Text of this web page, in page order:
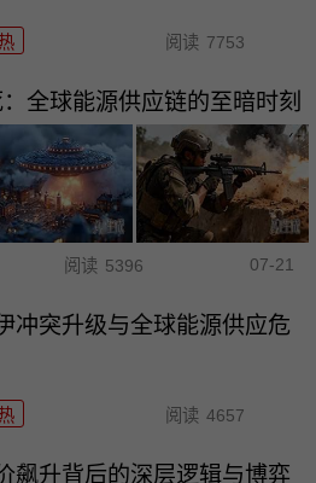
阅读 7753
全球能源供应链的至暗时刻
阅读 5396 07-21
冲突升级与全球能源供应危
阅读 4657
飙升背后的深层逻辑与博弈